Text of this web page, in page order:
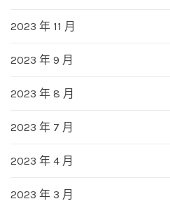
2023 年 11 月
2023 年 9 月
2023 年 8 月
2023 年 7 月
2023 年 4 月
2023 年 3 月